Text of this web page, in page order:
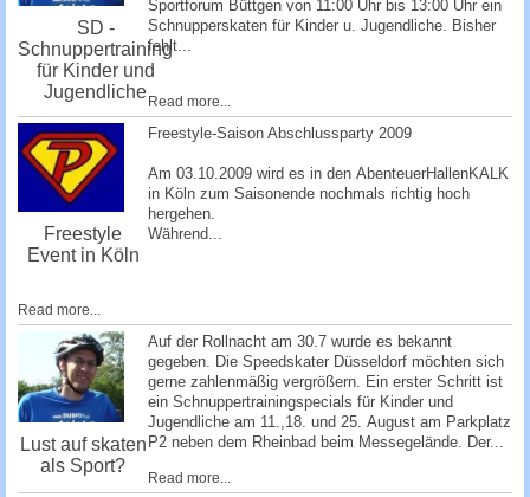
SD -
Schnuppertraining
für Kinder und
Jugendliche
Sportforum Büttgen von 11:00 Uhr bis 13:00 Uhr ein
Schnupperskaten für Kinder u. Jugendliche. Bisher
fehlt...
Read more...
Freestyle
Event in Köln
Freestyle-Saison Abschlussparty 2009
Am 03.10.2009 wird es in den AbenteuerHallenKALK
in Köln zum Saisonende nochmals richtig hoch
hergehen.
Während...
Read more...
Lust auf skaten
als Sport?
Auf der Rollnacht am 30.7 wurde es bekannt
gegeben. Die Speedskater Düsseldorf möchten sich
gerne zahlenmäßig vergrößern. Ein erster Schritt ist
ein Schnuppertrainingspecials für Kinder und
Jugendliche am 11.,18. und 25. August am Parkplatz
P2 neben dem Rheinbad beim Messegelände. Der...
Read more...